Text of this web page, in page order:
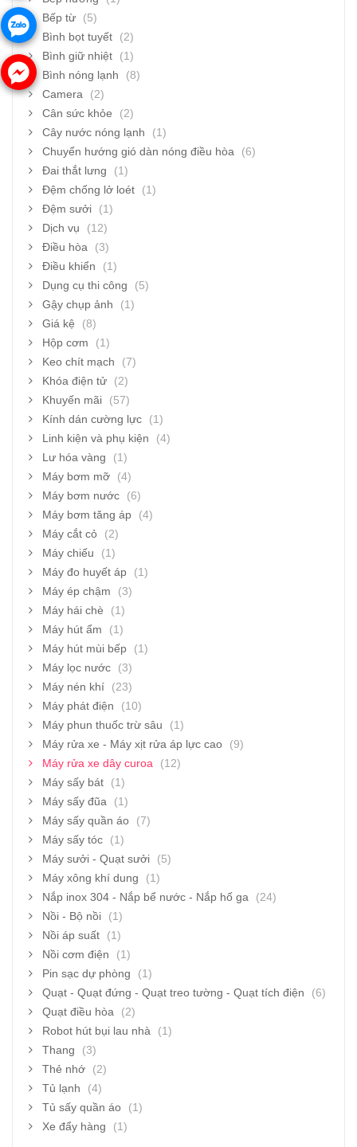
Bếp từ
(5)
Bình bọt tuyết
(2)
Bình giữ nhiệt
(1)
Bình nóng lạnh
(8)
Camera
(2)
Cân sức khỏe
(2)
Cây nước nóng lạnh
(1)
Chuyển hướng gió dàn nóng điều hòa
(6)
Đai thắt lưng
(1)
Đệm chống lở loét
(1)
Đệm sưởi
(1)
Dịch vụ
(12)
Điều hòa
(3)
Điều khiển
(1)
Dụng cụ thi công
(5)
Gậy chụp ảnh
(1)
Giá kệ
(8)
Hộp cơm
(1)
Keo chít mạch
(7)
Khóa điện tử
(2)
Khuyến mãi
(57)
Kính dán cường lực
(1)
Linh kiện và phụ kiện
(4)
Lư hóa vàng
(1)
Máy bơm mỡ
(4)
Máy bơm nước
(6)
Máy bơm tăng áp
(4)
Máy cắt cỏ
(2)
Máy chiếu
(1)
Máy đo huyết áp
(1)
Máy ép chậm
(3)
Máy hái chè
(1)
Máy hút ẩm
(1)
Máy hút mùi bếp
(1)
Máy lọc nước
(3)
Máy nén khí
(23)
Máy phát điện
(10)
Máy phun thuốc trừ sâu
(1)
Máy rửa xe - Máy xịt rửa áp lực cao
(9)
Máy rửa xe dây curoa
(12)
Máy sấy bát
(1)
Máy sấy đũa
(1)
Máy sấy quần áo
(7)
Máy sấy tóc
(1)
Máy sưởi - Quạt sưởi
(5)
Máy xông khí dung
(1)
Nắp inox 304 - Nắp bể nước - Nắp hố ga
(24)
Nồi - Bộ nồi
(1)
Nồi áp suất
(1)
Nồi cơm điện
(1)
Pin sạc dự phòng
(1)
Quạt - Quạt đứng - Quạt treo tường - Quạt tích điện
(6)
Quạt điều hòa
(2)
Robot hút bụi lau nhà
(1)
Thang
(3)
Thẻ nhớ
(2)
Tủ lạnh
(4)
Tủ sấy quần áo
(1)
Xe đẩy hàng
(1)